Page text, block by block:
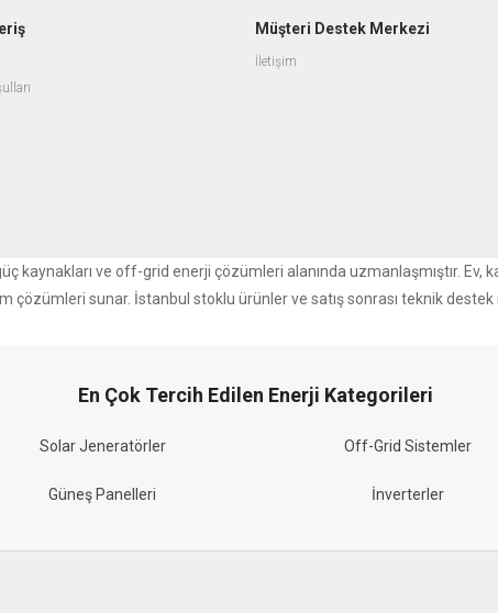
Müşteri Destek Merkezi
İletişim
kaynakları ve off-grid enerji çözümleri alanında uzmanlaşmıştır. Ev,
sunar. İstanbul stoklu ürünler ve satış sonrası teknik destek
En Çok Tercih Edilen Enerji Kategorileri
Solar Jeneratörler Off-Grid Sistemler
Güneş Panelleri İnverterler